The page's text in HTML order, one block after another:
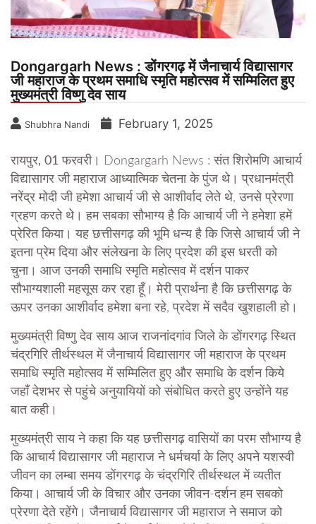
Dongargarh News : डोंगरगढ़ में जैनाचार्य विद्यासागर
जी महाराज के प्रथम समाधि स्मृति महोत्सव में सम्मिलित हुए
मुख्यमंत्री विष्णु देव साय
Shubhra Nandi February 1, 2025
रायपुर, 01 फरवरी।
Dongargarh News : संत शिरोमणि आचार्य
विद्यासागर जी महाराज आध्यात्मिक चेतना के पुंज थे। प्रधानमंत्री
नरेंद्र मोदी जी हमेशा आचार्य जी से आशीर्वाद लेते थे, उनसे प्रेरणा
ग्रहण करते थे। हम सबका सौभाग्य है कि आचार्य जी ने हमेशा हमें
प्रेरित किया। यह छत्तीसगढ़ की भूमि धन्य है कि जिसे आचार्य जी ने
इतना प्रेम दिया और संलेखना के लिए प्रदेश की इस धरती को
चुना। आज उनकी समाधि स्मृति महोत्सव में दर्शन पाकर
सौभाग्यशाली महसूस कर रहा हूँ। मेरी प्रार्थना है कि छत्तीसगढ़ के
ऊपर उनका आशीर्वाद हमेशा बना रहे, प्रदेश में सदैव खुशहाली हो।
मुख्यमंत्री विष्णु देव साय आज राजनांदगांव जिले के डोंगरगढ़ स्थित
चंद्रगिरि तीर्थस्थल में जैनाचार्य विद्यासागर जी महाराज के प्रथम
समाधि स्मृति महोत्सव में सम्मिलित हुए और समाधि के दर्शन किये
जहाँ देशभर से पहुंचे अनुयायियों को संबोधित करते हुए उन्होंने यह
बात कही।
मुख्यमंत्री साय ने कहा कि यह छत्तीसगढ़ वासियों का परम सौभाग्य है
कि आचार्य विद्यासागर जी महाराज ने धर्मचर्या के लिए अपने यशस्वी
जीवन का लम्बा समय डोंगरगढ़ के चंद्रगिरि तीर्थस्थल में व्यतीत
किया। आचार्य जी के विचार और उनका जीवन-दर्शन हम सबको
प्रेरणा देते रहेंगे। जैनाचार्य विद्यासागर जी महाराज ने समाज को